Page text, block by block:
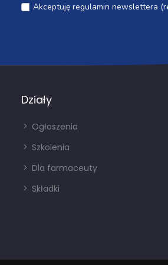
Akceptuję regulamin newslettera
Działy
Ogłoszenia
Szkolenia
Dla farmaceuty
Składki